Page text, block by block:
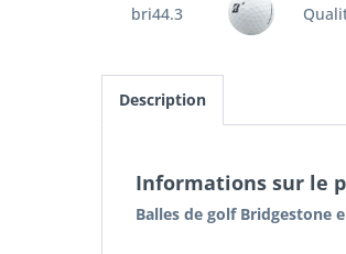
bri44.3
Description
Informations sur le
Balles de golf Bridgestone